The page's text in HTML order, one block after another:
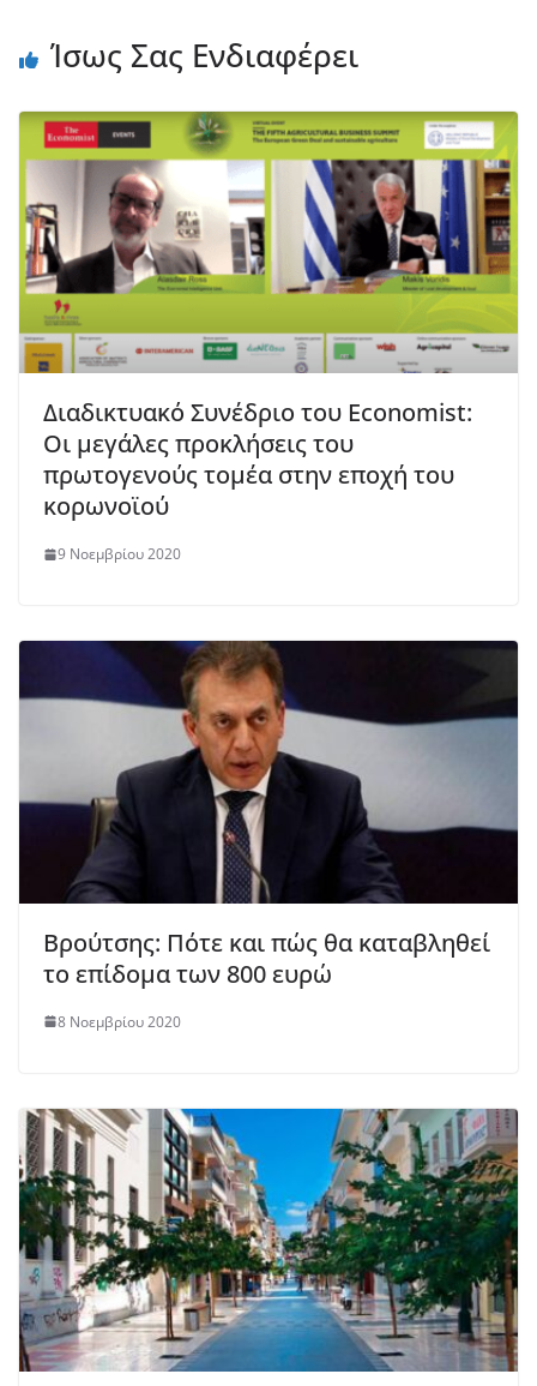
Ίσως Σας Ενδιαφέρει
Διαδικτυακό Συνέδριο του Economist:
Οι μεγάλες προκλήσεις του
πρωτογενούς τομέα στην εποχή του
κορωνοϊού
9 Νοεμβρίου 2020
Bρούτσης: Πότε και πώς θα καταβληθεί
το επίδομα των 800 ευρώ
8 Νοεμβρίου 2020